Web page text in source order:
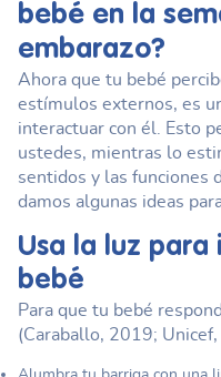
bebé en la
embarazo?
Ahora que tu bebé
estímulos externos, es
interactuar con él. Esto
ustedes, mientras lo
sentidos y las funciones
damos algunas ideas
Usa la luz para
bebé
Para que tu bebé
(Caraballo, 2019;